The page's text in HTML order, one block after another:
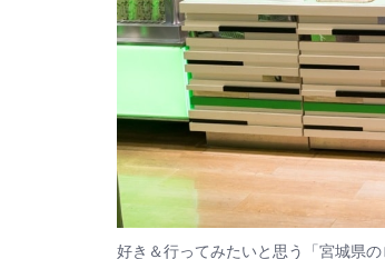
好き＆行ってみたいと思う「宮城県